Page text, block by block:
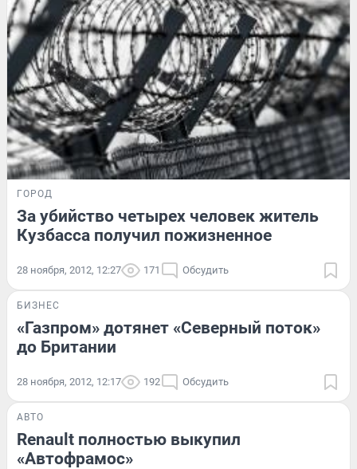
ГОРОД
За убийство четырех человек житель
Кузбасса получил пожизненное
28 ноября, 2012, 12:27 171 Обсудить
БИЗНЕС
«Газпром» дотянет «Северный поток»
до Британии
28 ноября, 2012, 12:17 192 Обсудить
АВТО
Renault полностью выкупил
«Автофрамос»